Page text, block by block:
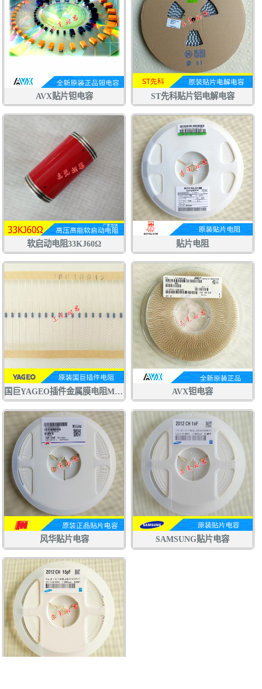
AVX贴片钽电容 ST先科贴片铝电解电容
软启动电阻33KJ60Ω 贴片电阻
国巨YAGEO插件金属膜电阻MFR AVX钽电容
风华贴片电容 SAMSUNG贴片电容